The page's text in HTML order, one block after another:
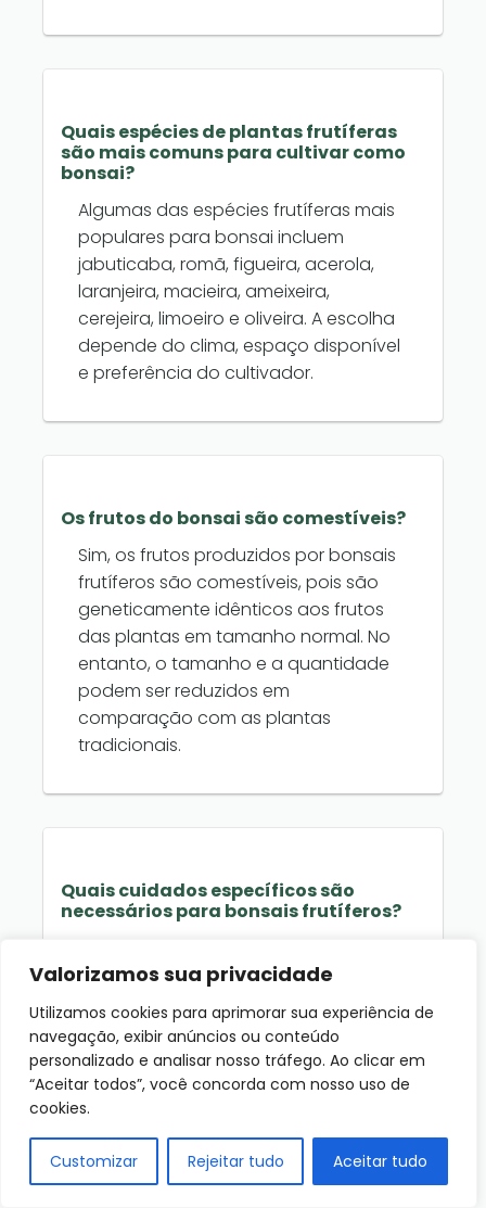
Valorizamos sua privacidade
Utilizamos cookies para aprimorar sua experiência de
navegação, exibir anúncios ou conteúdo
personalizado e analisar nosso tráfego. Ao clicar em
“Aceitar todos”, você concorda com nosso uso de
cookies.
Customizar Rejeitar tudo Aceitar tudo
Quais espécies de plantas frutíferas
são mais comuns para cultivar como
bonsai?
Algumas das espécies frutíferas mais
populares para bonsai incluem
jabuticaba, romã, figueira, acerola,
laranjeira, macieira, ameixeira,
cerejeira, limoeiro e oliveira. A escolha
depende do clima, espaço disponível
e preferência do cultivador.
Os frutos do bonsai são comestíveis?
Sim, os frutos produzidos por bonsais
frutíferos são comestíveis, pois são
geneticamente idênticos aos frutos
das plantas em tamanho normal. No
entanto, o tamanho e a quantidade
podem ser reduzidos em
comparação com as plantas
tradicionais.
Quais cuidados específicos são
necessários para bonsais frutíferos?
especial à adubação, irrigação e
exposição solar. É importante utilizar
substrato adequado, podar
corretamente e fornecer nutrientes
que favoreçam a floração e
frutificação, sempre respeitando as
necessidades de cada espécie.